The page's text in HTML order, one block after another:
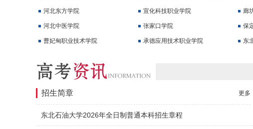
河北东方学院 宣化科技职业学院 廊
河北中医学院 张家口学院 保
曹妃甸职业技术学院 承德应用技术职业学院 东
招生简章 更多
东北石油大学2026年全日制普通本科招生章程